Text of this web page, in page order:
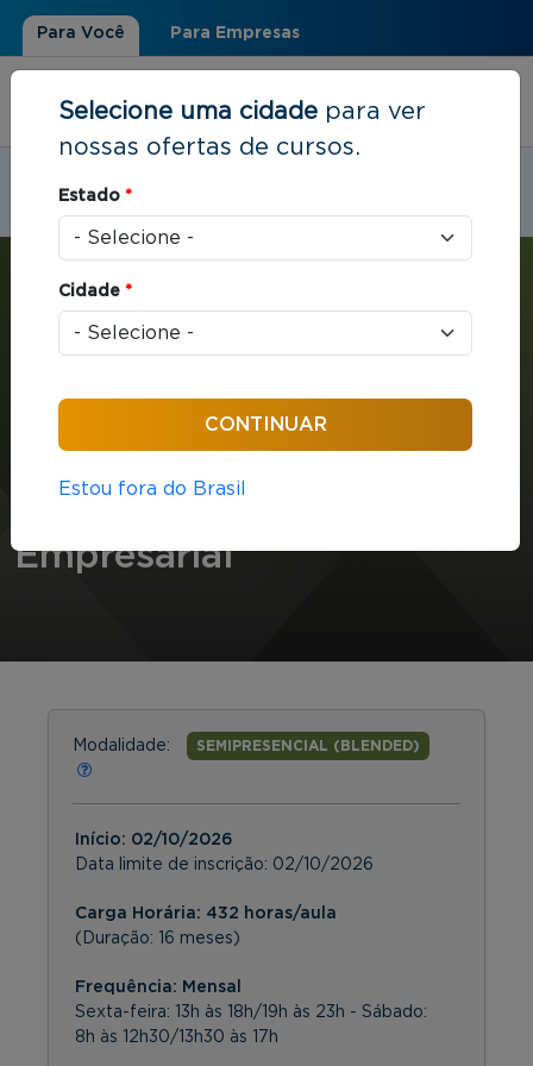
Para Você Para Empresas
Estudar em:Palmas, TO
Você está aqui
Empresarial
Modalidade: SEMIPRESENCIAL (BLENDED)
Início: 02/10/2026
Data limite de inscrição: 02/10/2026
Carga Horária: 432 horas/aula
(Duração: 16 meses)
Frequência: Mensal
Sexta-feira: 13h às 18h/19h às 23h - Sábado:
8h às 12h30/13h30 às 17h
Selecione uma cidade para ver
nossas ofertas de cursos.
Estado *
Cidade *
Estou fora do Brasil